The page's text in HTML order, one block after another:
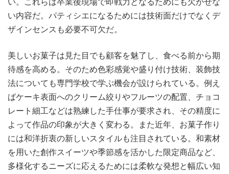
い内容だ。パティシエになるためには技術面だけでなくデ
ザインセンスも必要不可欠だ。
美しいお菓子は見た目でも顧客を魅了し、食べる前から期
待感を高める。そのため色彩感覚や盛り付け技術、装飾技
法についても専門学校で学ぶ機会が設けられている。例え
ばケーキ表面へのクリーム絞りやフルーツの配置、チョコ
レート細工などは熟練した手仕事が要求され、その精度に
よって作品の印象が大きく変わる。また近年、お菓子作り
には和洋折衷の新しいスタイルも注目されている。和素材
を用いた創作スイーツや季節感を活かした限定商品など、
多様化するニーズに応えるためには柔軟な発想と幅広い知